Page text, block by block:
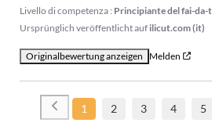
Livello di competenza : Principiante del fai-da-
Ursprünglich veröffentlicht auf ilicut.com (it)
Originalbewertung anzeigen Melden
1 2 3 4 5